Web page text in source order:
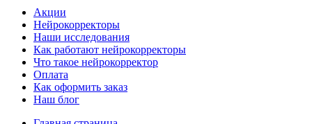
Акции
Нейрокорректоры
Наши исследования
Как работают нейрокорректоры
Что такое нейрокорректор
Оплата
Как оформить заказ
Наш блог